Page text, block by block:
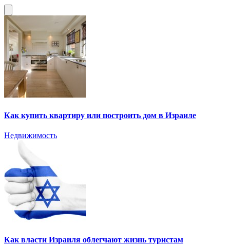
Как купить квартиру или построить дом в Израиле
Недвижимость
Как власти Израиля облегчают жизнь туристам